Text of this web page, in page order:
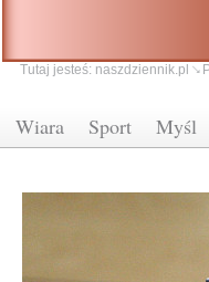
Wiara Sport Myśl
Tutaj jesteś: naszdziennik.pl